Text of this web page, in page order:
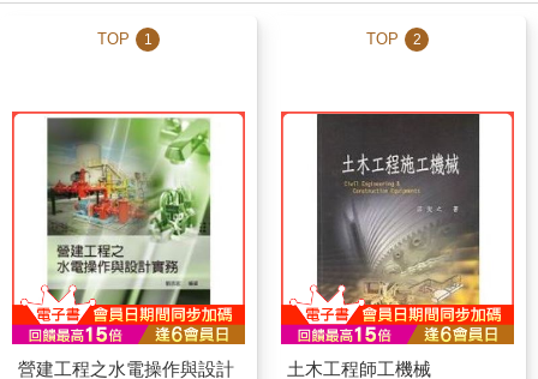
TOP 1
營建工程之水電操作與設計
TOP 2
土木工程師工機械